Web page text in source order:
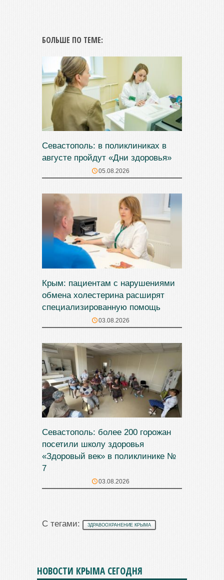
БОЛЬШЕ ПО ТЕМЕ:
Севастополь: в поликлиниках в
августе пройдут «Дни здоровья»
05.08.2026
Крым: пациентам с нарушениями
обмена холестерина расширят
специализированную помощь
03.08.2026
Севастополь: более 200 горожан
посетили школу здоровья
«Здоровый век» в поликлинике №
7
03.08.2026
С тегами: ЗДРАВООХРАНЕНИЕ КРЫМА
НОВОСТИ КРЫМА СЕГОДНЯ